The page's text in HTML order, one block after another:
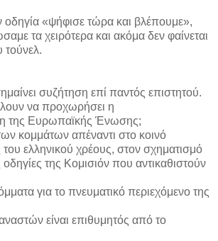
«ψήφισε τώρα και βλέπουμε»,
τα χειρότερα και ακόμα δεν φαίνεται
συζήτηση επί παντός επιστητού.
να προχωρήσει η
της Ευρωπαϊκής Ένωσης;
κομμάτων απέναντι στο κοινό
ελληνικού χρέους, στον σχηματισμό
της Κομισιόν που αντικαθιστούν
για το πνευματικό περιεχόμενο της
είναι επιθυμητός από το